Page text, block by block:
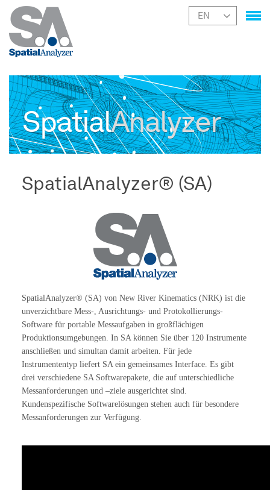
SpatialAnalyzer
SpatialAnalyzer® (SA)
SpatialAnalyzer® (SA) von New River Kinematics (NRK) ist die
unverzichtbare Mess-, Ausrichtungs- und Protokollierungs-
Software für portable Messaufgaben in großflächigen
Produktionsumgebungen. In SA können Sie über 120 Instrumente
anschließen und simultan damit arbeiten. Für jede
Instrumententyp liefert SA ein gemeinsames Interface. Es gibt
drei verschiedene SA Softwarepakete, die auf unterschiedliche
Messanforderungen und –ziele ausgerichtet sind.
Kundenspezifische Softwarelösungen stehen auch für besondere
Messanforderungen zur Verfügung.